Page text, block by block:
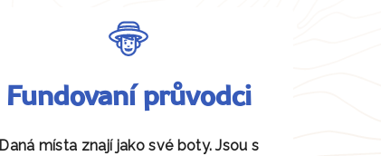
Fundovaní průvodci
Daná místa znají jako své boty. Jsou s